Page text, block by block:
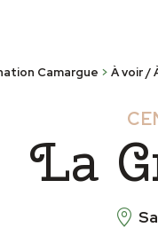
Camargue > À voir /
La